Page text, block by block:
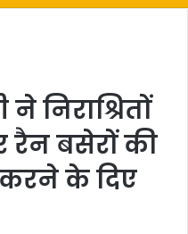
निराश्रितों
बसेरों की
के दिए